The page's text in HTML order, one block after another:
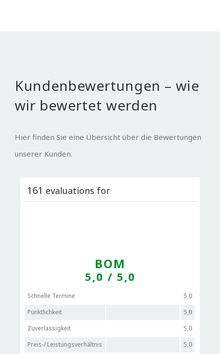
Kundenbewertungen – wie
wir bewertet werden
Hier finden Sie eine Übersicht über die Bewertungen
unserer Kunden.
161 evaluations for
BOM
5,0 / 5,0
Schnelle Termine
5,0
Pünktlichkeit
5,0
Zuverlässigkeit
5,0
Preis-/ Leistungsverhältnis
5,0